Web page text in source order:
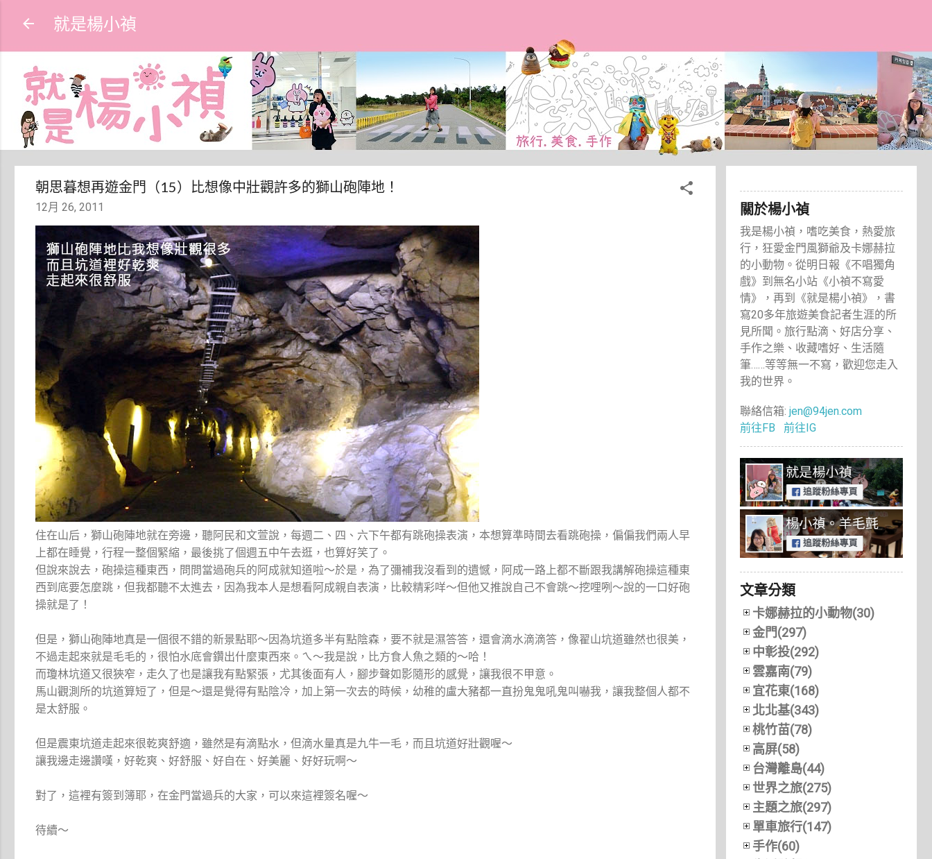
就是楊小禎
朝思暮想再遊金門（15）比想像中壯觀許多的獅山砲陣地！
12月 26, 2011
住在山后，獅山砲陣地就在旁邊，聽阿民和文萱說，每週二、四、六下午都有跳砲操表演，本想算準時間去看跳砲操，偏偏我們兩人早
上都在睡覺，行程一整個緊縮，最後挑了個週五中午去逛，也算好笑了。
但說來說去，砲操這種東西，問問當過砲兵的阿成就知道啦～於是，為了彌補我沒看到的遺憾，阿成一路上都不斷跟我講解砲操這種東
西到底要怎麼跳，但我都聽不太進去，因為我本人是想看阿成親自表演，比較精彩咩～但他又推說自己不會跳～挖哩咧～說的一口好砲
操就是了！
但是，獅山砲陣地真是一個很不錯的新景點耶～因為坑道多半有點陰森，要不就是濕答答，還會滴水滴滴答，像翟山坑道雖然也很美，
不過走起來就是毛毛的，很怕水底會鑽出什麼東西來。ㄟ～我是說，比方食人魚之類的～哈！
而瓊林坑道又很狹窄，走久了也是讓我有點緊張，尤其後面有人，腳步聲如影隨形的感覺，讓我很不甲意。
馬山觀測所的坑道算短了，但是～還是覺得有點陰冷，加上第一次去的時候，幼稚的盧大豬都一直扮鬼鬼吼鬼叫嚇我，讓我整個人都不
是太舒服。
但是震東坑道走起來很乾爽舒適，雖然是有滴點水，但滴水量真是九牛一毛，而且坑道好壯觀喔～
讓我邊走邊讚嘆，好乾爽、好舒服、好自在、好美麗、好好玩啊～
對了，這裡有簽到簿耶，在金門當過兵的大家，可以來這裡簽名喔～
待續～
關於楊小禎
我是楊小禎，嗜吃美食，熱愛旅
行，狂愛金門風獅爺及卡娜赫拉
的小動物。從明日報《不唱獨角
戲》到無名小站《小禎不寫愛
情》，再到《就是楊小禎》，書
寫20多年旅遊美食記者生涯的所
見所聞。旅行點滴、好店分享、
手作之樂、收藏嗜好、生活隨
筆……等等無一不寫，歡迎您走入
我的世界。
聯絡信箱: jen@94jen.com
前往FB
前往IG
文章分類
卡娜赫拉的小動物(30)
金門(297)
中彰投(292)
雲嘉南(79)
宜花東(168)
北北基(343)
桃竹苗(78)
高屏(58)
台灣離島(44)
世界之旅(275)
主題之旅(297)
單車旅行(147)
手作(60)